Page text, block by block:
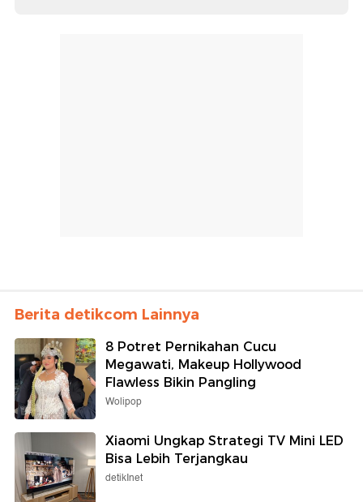
Berita detikcom Lainnya
8 Potret Pernikahan Cucu
Megawati, Makeup Hollywood
Flawless Bikin Pangling
Wolipop
Xiaomi Ungkap Strategi TV Mini LED
Bisa Lebih Terjangkau
detikInet